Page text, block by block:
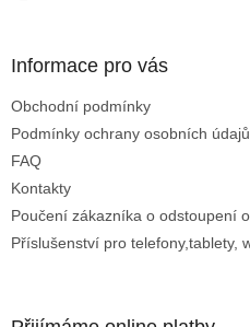
Informace pro vás
Obchodní podmínky
Podmínky ochrany osobních údajů
FAQ
Kontakty
Poučení zákazníka o odstoupení
Příslušenství pro telefony,tablety,